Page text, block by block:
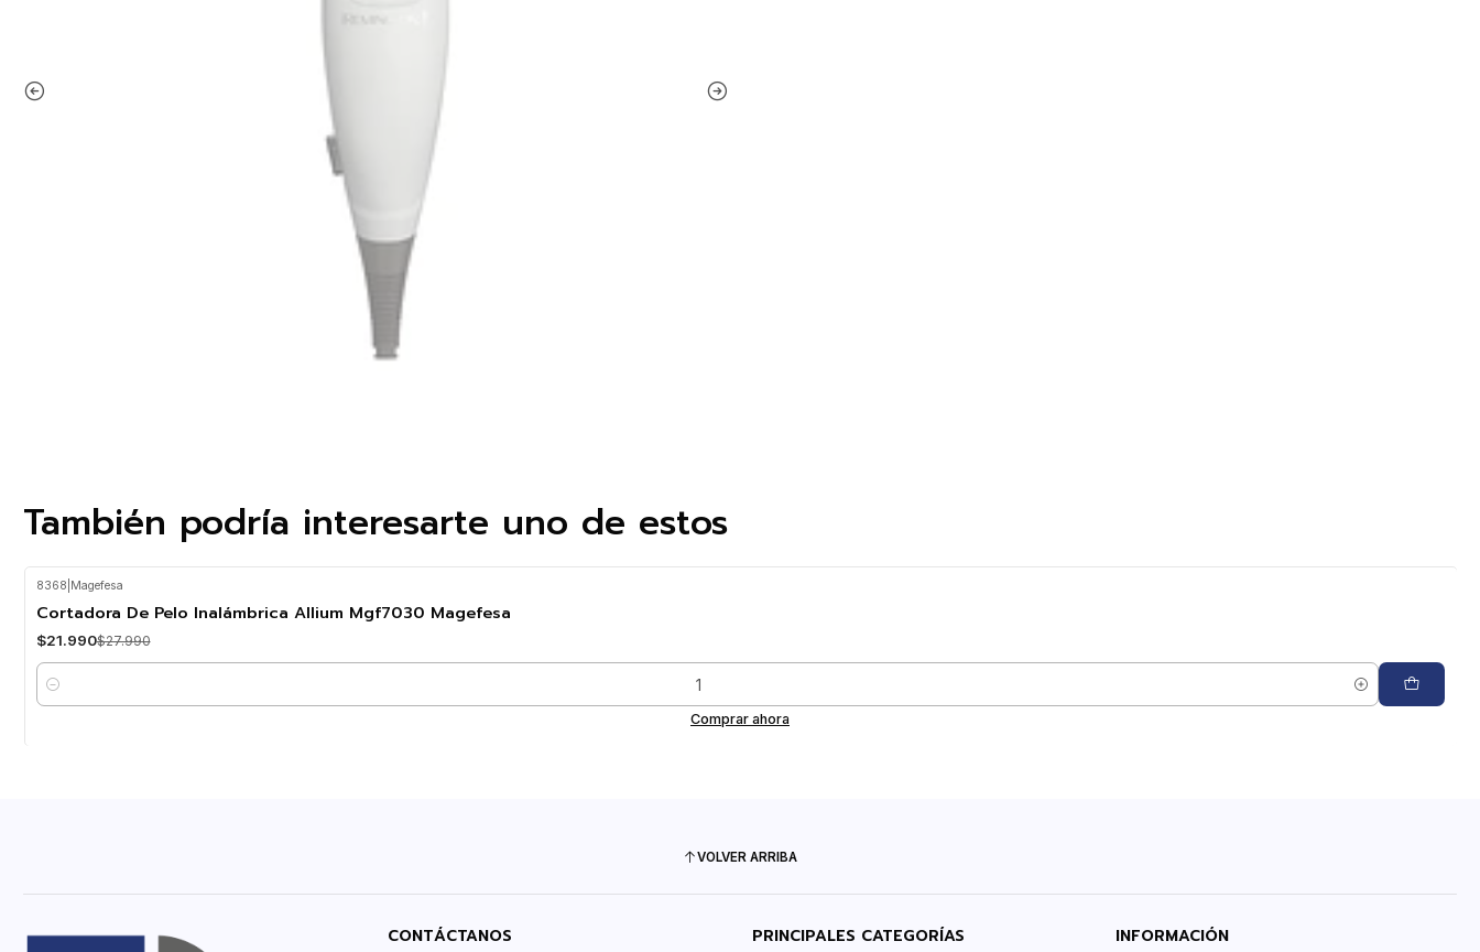
También podría interesarte uno de estos
-21%OFF
8368 Magefesa
Cortadora De Pelo Inalámbrica Allium Mgf7030 Magefesa
$21.990$27.990
Cantidad
Comprar ahora
VOLVER ARRIBA
CONTÁCTANOS PRINCIPALES CATEGORÍAS INFORMACIÓN